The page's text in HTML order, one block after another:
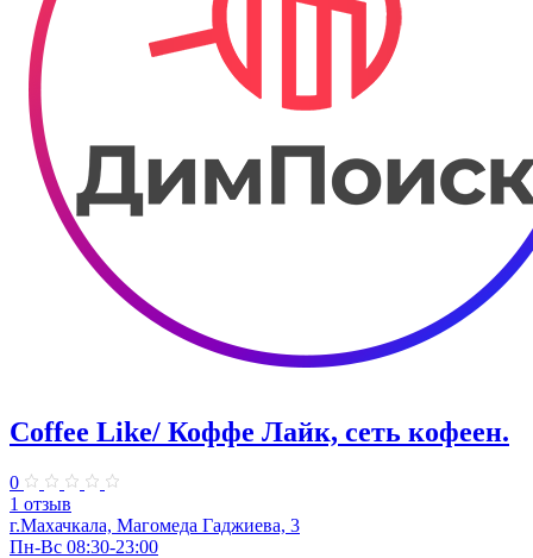
Coffee Like/ Коффе Лайк, сеть кофеен.
0
1 отзыв
г.Махачкала, Магомеда Гаджиева, 3
Пн-Вс 08:30-23:00